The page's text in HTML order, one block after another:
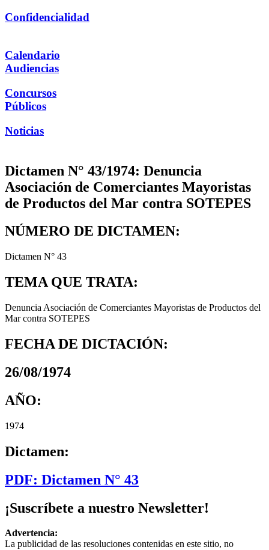
Confidencialidad
Calendario
Audiencias
Concursos
Públicos
Noticias
Dictamen N° 43/1974: Denuncia
Asociación de Comerciantes Mayoristas
de Productos del Mar contra SOTEPES
NÚMERO DE DICTAMEN:
Dictamen N° 43
TEMA QUE TRATA:
Denuncia Asociación de Comerciantes Mayoristas de Productos del
Mar contra SOTEPES
FECHA DE DICTACIÓN:
26/08/1974
AÑO:
1974
Dictamen:
PDF: Dictamen N° 43
¡Suscríbete a nuestro Newsletter!
Advertencia:
La publicidad de las resoluciones contenidas en este sitio, no